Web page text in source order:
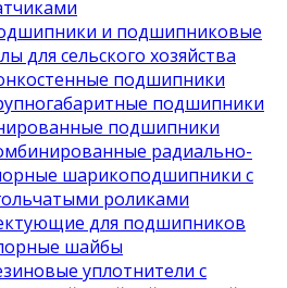
и подшипниковые
для сельского хозяйства
подшипники
подшипники
подшипники
радиально-
шарикоподшипники с
роликами
для подшипников
шайбы
уплотнители с